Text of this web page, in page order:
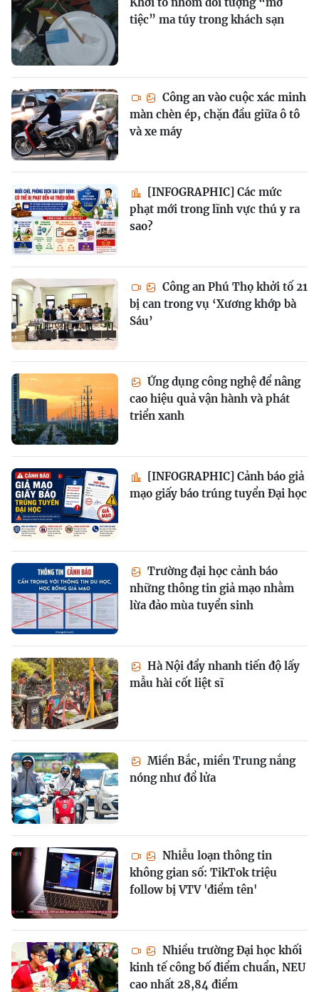
tiệc” ma túy trong khách sạn
Công an vào cuộc xác minh
màn chèn ép, chặn đầu giữa ô tô
và xe máy
[INFOGRAPHIC] Các mức
phạt mới trong lĩnh vực thú y ra
sao?
Công an Phú Thọ khởi tố 21
bị can trong vụ ‘Xương khớp bà
Sáu’
Ứng dụng công nghệ để nâng
cao hiệu quả vận hành và phát
triển xanh
[INFOGRAPHIC] Cảnh báo giả
mạo giấy báo trúng tuyển Đại học
Trường đại học cảnh báo
những thông tin giả mạo nhằm
lừa đảo mùa tuyển sinh
Hà Nội đẩy nhanh tiến độ lấy
mẫu hài cốt liệt sĩ
Miền Bắc, miền Trung nắng
nóng như đổ lửa
Nhiễu loạn thông tin
không gian số: TikTok triệu
follow bị VTV 'điểm tên'
Nhiều trường Đại học khối
kinh tế công bố điểm chuẩn, NEU
cao nhất 28,84 điểm